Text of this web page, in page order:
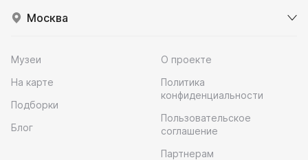
Москва
Музеи
На карте
Подборки
Блог
О проекте
Политика
конфиденциальности
Пользовательское
соглашение
Партнерам